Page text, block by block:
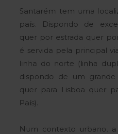
Santarém tem uma
país. Dispondo de
quer por estrada quer
é servida pela principal
linha do norte (linha
dispondo de um
quer para Lisboa quer
País).
Num contexto urbano,